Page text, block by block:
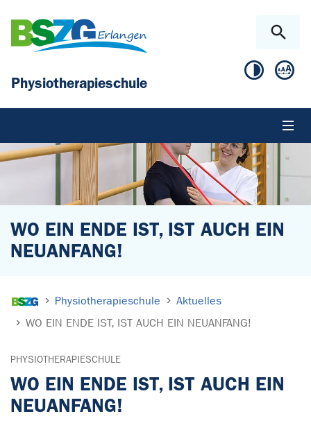
Physiotherapieschule
WO EIN ENDE IST, IST AUCH EIN
NEUANFANG!
Physiotherapieschule
Aktuelles
WO EIN ENDE IST, IST AUCH EIN NEUANFANG!
PHYSIOTHERAPIESCHULE
WO EIN ENDE IST, IST AUCH EIN
NEUANFANG!